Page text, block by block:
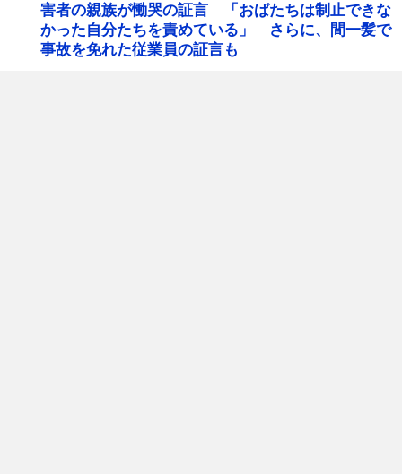
害者の親族が慟哭の証言 「おばたちは制止できな
かった自分たちを責めている」 さらに、間一髪で
事故を免れた従業員の証言も